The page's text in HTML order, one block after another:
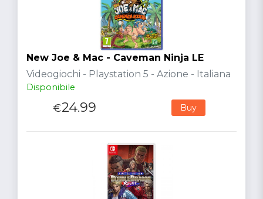
New Joe & Mac - Caveman Ninja LE
Videogiochi - Playstation 5 - Azione - Italiana
Disponibile
€24.99 Buy